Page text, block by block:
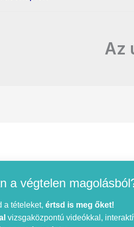
Az
a végtelen
a tételeket, értsd is meg őket!
vizsgaközpontú videókkal,